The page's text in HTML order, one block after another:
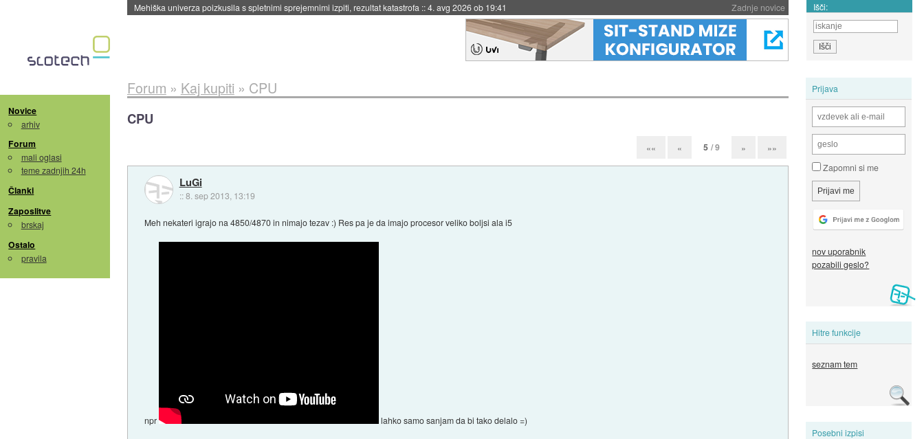
Zadnje novice
Evropska vesoljska agencija razvija svojo raketo za večkratno uporabo::4. avg 2026 ob 19:41 Išči:
Novice
arhiv
Forum
mali oglasi
teme zadnjih 24h
Članki
Zaposlitve
brskaj
Ostalo
pravila
Prijava
Zapomni si me
nov uporabnik
pozabili geslo?
Hitre funkcije
seznam tem
Posebni izpisi
Forum » Kaj kupiti » CPU
CPU
«« « 5 / 9 » »»
LuGi
::8. sep 2013, 13:19
Meh nekateri igrajo na 4850/4870 in nimajo tezav :) Res pa je da imajo procesor veliko boljsi ala i5
npr lahko samo sanjam da bi tako delalo =)